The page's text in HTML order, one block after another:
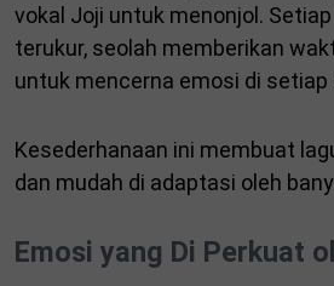
vokal Joji untuk menonjol.
terukur, seolah memberikan
untuk mencerna emosi di setiap
Kesederhanaan ini membuat
dan mudah di adaptasi oleh
Emosi yang Di Perkuat